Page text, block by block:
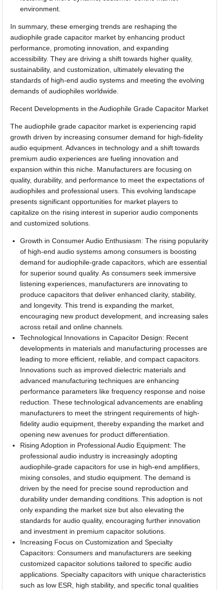
environment.
In summary, these emerging trends are reshaping the
audiophile grade capacitor market by enhancing product
performance, promoting innovation, and expanding
accessibility. They are driving a shift towards higher quality,
sustainability, and customization, ultimately elevating the
standards of high-end audio systems and meeting the evolving
demands of audiophiles worldwide.
Recent Developments in the Audiophile Grade Capacitor Market
The audiophile grade capacitor market is experiencing rapid
growth driven by increasing consumer demand for high-fidelity
audio equipment. Advances in technology and a shift towards
premium audio experiences are fueling innovation and
expansion within this niche. Manufacturers are focusing on
quality, durability, and performance to meet the expectations of
audiophiles and professional users. This evolving landscape
presents significant opportunities for market players to
capitalize on the rising interest in superior audio components
and customized solutions.
Growth in Consumer Audio Enthusiasm: The rising popularity
of high-end audio systems among consumers is boosting
demand for audiophile-grade capacitors, which are essential
for superior sound quality. As consumers seek immersive
listening experiences, manufacturers are innovating to
produce capacitors that deliver enhanced clarity, stability,
and longevity. This trend is expanding the market,
encouraging new product development, and increasing sales
across retail and online channels.
Technological Innovations in Capacitor Design: Recent
developments in materials and manufacturing processes are
leading to more efficient, reliable, and compact capacitors.
Innovations such as improved dielectric materials and
advanced manufacturing techniques are enhancing
performance parameters like frequency response and noise
reduction. These technological advancements are enabling
manufacturers to meet the stringent requirements of high-
fidelity audio equipment, thereby expanding the market and
opening new avenues for product differentiation.
Rising Adoption in Professional Audio Equipment: The
professional audio industry is increasingly adopting
audiophile-grade capacitors for use in high-end amplifiers,
mixing consoles, and studio equipment. The demand is
driven by the need for precise sound reproduction and
durability under demanding conditions. This adoption is not
only expanding the market size but also elevating the
standards for audio quality, encouraging further innovation
and investment in premium capacitor solutions.
Increasing Focus on Customization and Specialty
Capacitors: Consumers and manufacturers are seeking
customized capacitor solutions tailored to specific audio
applications. Specialty capacitors with unique characteristics
such as low ESR, high stability, and specific tonal qualities